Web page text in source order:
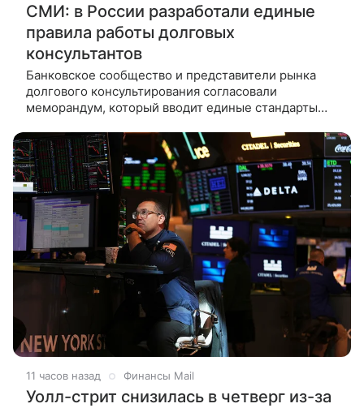
СМИ: в России разработали единые
правила работы долговых
консультантов
Банковское сообщество и представители рынка
долгового консультирования согласовали
меморандум, который вводит единые стандарты
«Ведомостям» рассказал источник,
11 часов назад Финансы Mail
Уолл-стрит снизилась в четверг из-за